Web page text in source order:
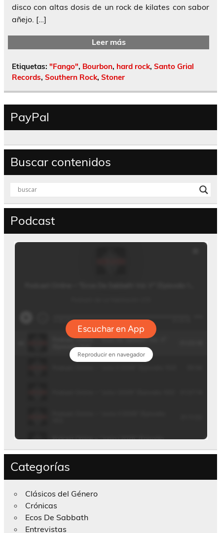
disco con altas dosis de un rock de kilates con sabor
añejo. […]
Leer más
Etiquetas: "Fango", Bourbon, hard rock, Santo Grial
Records, Southern Rock, Stoner
PayPal
Buscar contenidos
Podcast
Categorías
Clásicos del Género
Crónicas
Ecos De Sabbath
Entrevistas